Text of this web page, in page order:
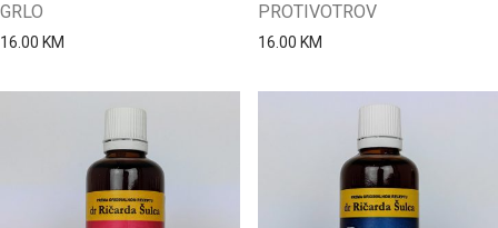
GRLO
16.00 KM
PROTIVOTROV
16.00 KM